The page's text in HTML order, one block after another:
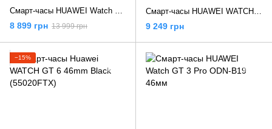
Смарт-часы HUAWEI Watch GT 5 41mm (55020DJQ)
8 899 грн 13 999 грн
Смарт-часы HUAWEI WATCH GT 6 41mm White Leather (55020FTN)
9 249 грн
−15%